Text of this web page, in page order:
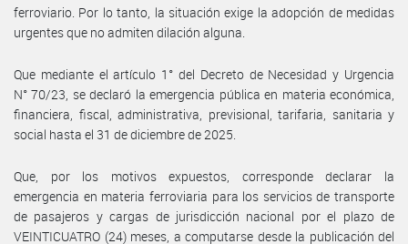
ferroviario. Por lo tanto, la situación exige la adopción de medidas
urgentes que no admiten dilación alguna.
Que mediante el artículo 1° del Decreto de Necesidad y Urgencia
N° 70/23, se declaró la emergencia pública en materia económica,
financiera, fiscal, administrativa, previsional, tarifaria, sanitaria y
social hasta el 31 de diciembre de 2025.
Que, por los motivos expuestos, corresponde declarar la
emergencia en materia ferroviaria para los servicios de transporte
de pasajeros y cargas de jurisdicción nacional por el plazo de
VEINTICUATRO (24) meses, a computarse desde la publicación del